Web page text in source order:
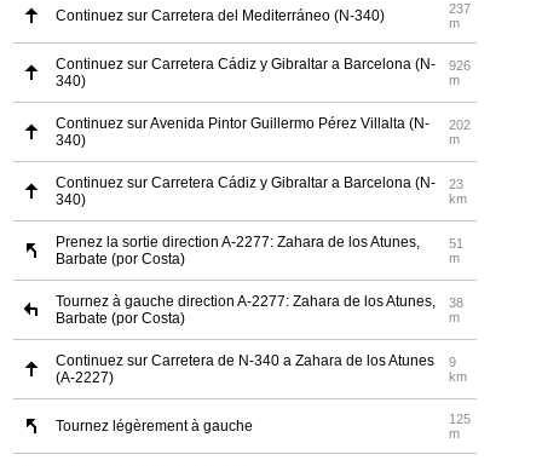
Continuez sur Carretera del Mediterráneo (N-340)
237
m
Continuez sur Carretera Cádiz y Gibraltar a Barcelona (N-
340)
926
m
Continuez sur Avenida Pintor Guillermo Pérez Villalta (N-
340)
202
m
Continuez sur Carretera Cádiz y Gibraltar a Barcelona (N-
340)
23
km
Prenez la sortie direction A-2277: Zahara de los Atunes,
Barbate (por Costa)
51
m
Tournez à gauche direction A-2277: Zahara de los Atunes,
Barbate (por Costa)
38
m
Continuez sur Carretera de N-340 a Zahara de los Atunes
(A-2227)
9
km
Tournez légèrement à gauche
125
m